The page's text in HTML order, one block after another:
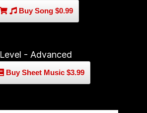
Buy Song $0.99
Level - Advanced
Buy Sheet Music $3.99